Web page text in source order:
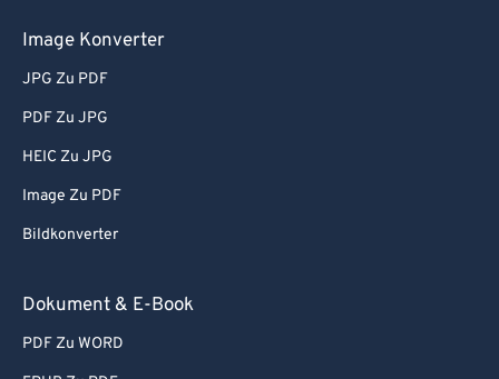
Image Konverter
JPG Zu PDF
PDF Zu JPG
HEIC Zu JPG
Image Zu PDF
Bildkonverter
Dokument & E-Book
PDF Zu WORD